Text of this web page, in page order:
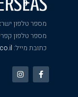
מספר טלפון ישראלי: 054-4820772,
מספר טלפון קפריסאי: 357-
כתובת מייל: